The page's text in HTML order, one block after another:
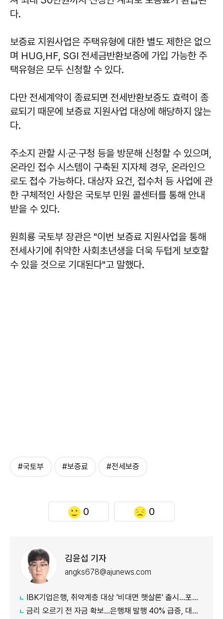
다.
보증료 지원사업은 주택유형에 대한 별도 제한은 없으
며 HUG,HF, SGI 전세금반환보증에 가입 가능한 주
택유형은 모두 신청할 수 있다.
다만 전세계약이 종료되면 전세반환보증도 효력이 종
료되기 때문에 보증료 지원사업 대상에 해당하지 않는
다.
주소지 관할 시‧군‧구청 등을 방문해 신청할 수 있으며,
온라인 접수 시스템이 구축된 지자체 경우, 온라인으
로도 접수 가능하다. 대상자 요건, 접수처 등 사업에 관
한 구체적인 사항은 국토부 민원 콜센터를 통해 안내
받을 수 있다.
원희룡 국토부 장관은 "이번 보증료 지원사업을 통해
전세사기에 취약한 사회초년생을 더욱 두텁게 보호할
수 있을 것으로 기대된다"고 말했다.
#국토부 #보증료 #전세보증
0 0
김윤섭 기자
angks678@ajunews.com
IBK기업은행, 취약계층 대상 '비대면 햇살론' 출시…포용금융 확대
금리 오르기 전 자금 확보…은행채 발행 40% 급증, 대출금리도 '들썩'